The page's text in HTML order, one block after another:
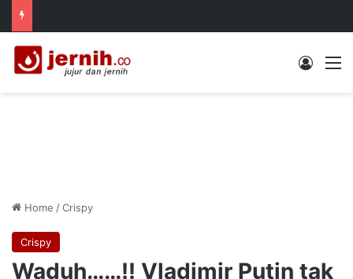
Log In
Home /Crispy
Crispy
Waduh……!! Vladimir Putin tak